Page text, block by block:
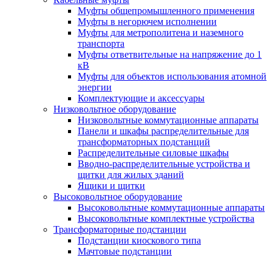
Муфты общепромышленного применения
Муфты в негорючем исполнении
Муфты для метрополитена и наземного
транспорта
Муфты ответвительные на напряжение до 1
кВ
Муфты для объектов использования атомной
энергии
Комплектующие и аксессуары
Низковольтное оборудование
Низковольтные коммутационные аппараты
Панели и шкафы распределительные для
трансформаторных подстанций
Распределительные силовые шкафы
Вводно-распределительные устройства и
щитки для жилых зданий
Ящики и щитки
Высоковольтное оборудование
Высоковольтные коммутационные аппараты
Высоковольтные комплектные устройства
Трансформаторные подстанции
Подстанции киоскового типа
Мачтовые подстанции